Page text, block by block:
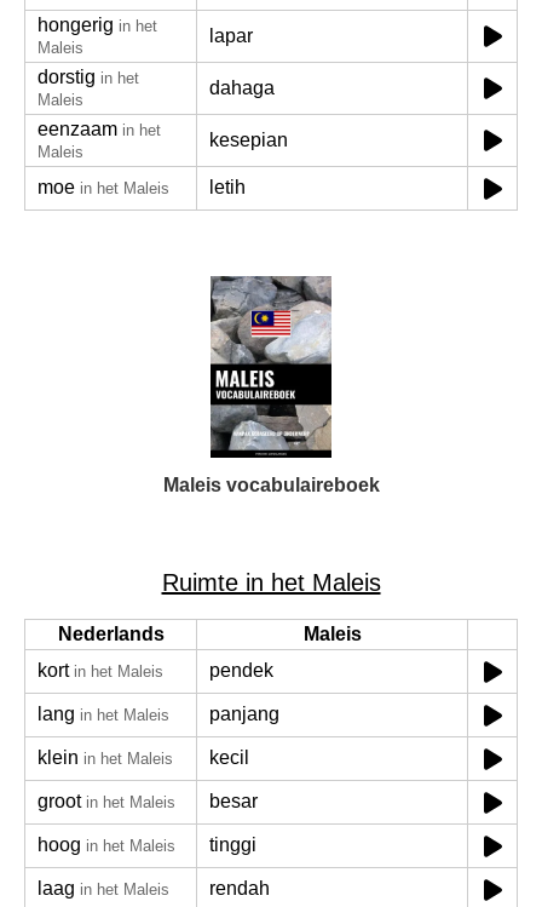
hongerig in het
Maleis
lapar
dorstig in het
Maleis
dahaga
eenzaam in het
Maleis
kesepian
moe in het Maleis letih
Maleis vocabulaireboek
Ruimte in het Maleis
Nederlands
Maleis
kort in het Maleis pendek
lang in het Maleis panjang
klein in het Maleis kecil
groot in het Maleis besar
hoog in het Maleis tinggi
laag in het Maleis rendah